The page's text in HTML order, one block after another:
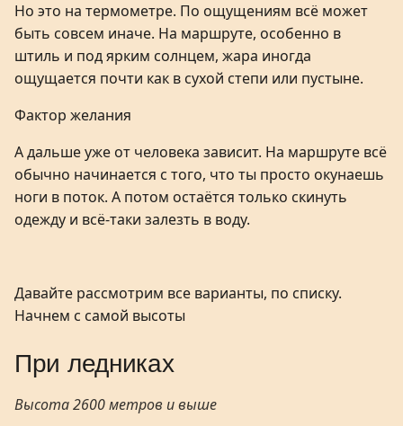
Но это на термометре. По ощущениям всё может
быть совсем иначе. На маршруте, особенно в
штиль и под ярким солнцем, жара иногда
ощущается почти как в сухой степи или пустыне.
Фактор желания
А дальше уже от человека зависит. На маршруте всё
обычно начинается с того, что ты просто окунаешь
ноги в поток. А потом остаётся только скинуть
одежду и всё-таки залезть в воду.
Давайте рассмотрим все варианты, по списку.
Начнем с самой высоты
При ледниках
Высота 2600 метров и выше